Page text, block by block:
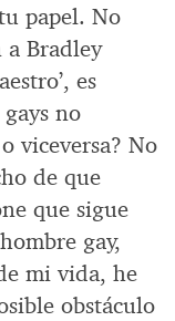
papel. No
Bradley
es
no
viceversa? No
de que
que sigue
gay,
mi vida, he
obstáculo